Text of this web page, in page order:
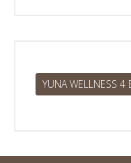
YUNA WELLNESS 4